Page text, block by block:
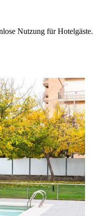
Nutzung für Hotelgäste.